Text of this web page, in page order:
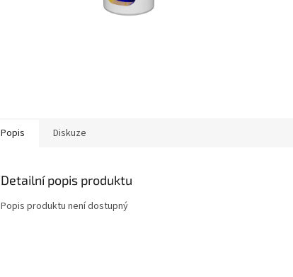
Popis Diskuze
Detailní popis produktu
Popis produktu není dostupný